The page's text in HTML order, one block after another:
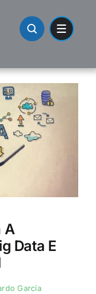
A
Data E
García